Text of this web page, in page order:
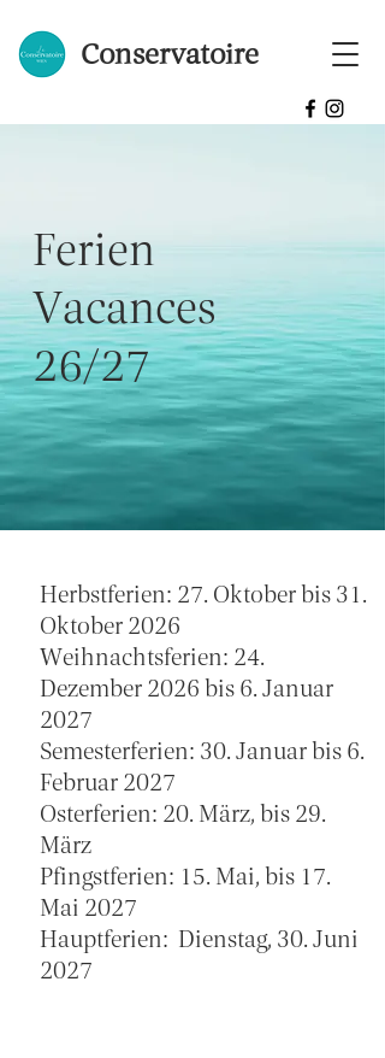
Conservatoire
Ferien
Vacances
26/27
Herbstferien: 27. Oktober bis 31.
Oktober 2026
Weihnachtsferien: 24.
Dezember 2026 bis 6. Januar
2027
Semesterferien: 30. Januar bis 6.
Februar 2027
Osterferien: 20. März, bis 29.
März
Pfingstferien: 15. Mai, bis 17.
Mai 2027
Hauptferien: Dienstag, 30. Juni
2027